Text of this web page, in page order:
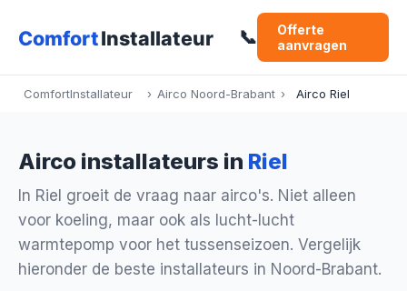
📞
Offerte
aanvragen
ComfortInstallateur › Airco Noord-Brabant › Airco Riel
Airco installateurs in Riel
In Riel groeit de vraag naar airco's. Niet alleen
voor koeling, maar ook als lucht-lucht
warmtepomp voor het tussenseizoen. Vergelijk
hieronder de beste installateurs in Noord-Brabant.